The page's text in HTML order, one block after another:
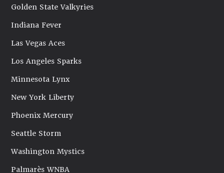
Golden State Valkyries
Indiana Fever
Las Vegas Aces
Los Angeles Sparks
Minnesota Lynx
New York Liberty
Phoenix Mercury
Seattle Storm
Washington Mystics
Palmarès WNBA